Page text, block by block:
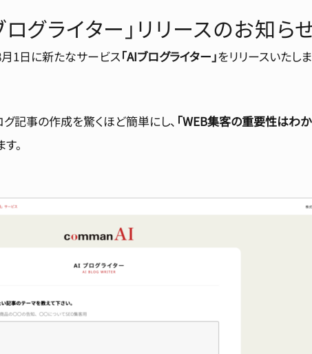
グライター」リリースのお知ら
1日に新たなサービス「AIブログライター」をリリースいたしま
記事の作成を驚くほど簡単にし、 「WEB集客の重要性はわか
。